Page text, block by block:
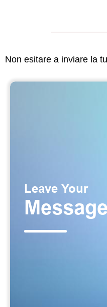
Non esitare a inviare la